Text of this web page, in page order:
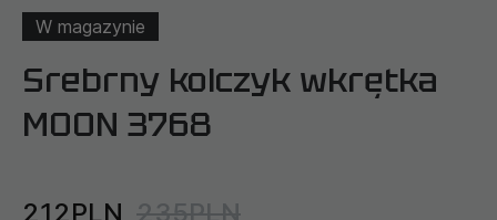
W magazynie
Srebrny kolczyk wkrętka
MOON 3768
212PLN 235PLN